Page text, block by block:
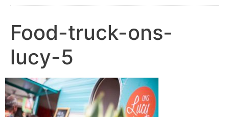
Food-truck-ons-
lucy-5